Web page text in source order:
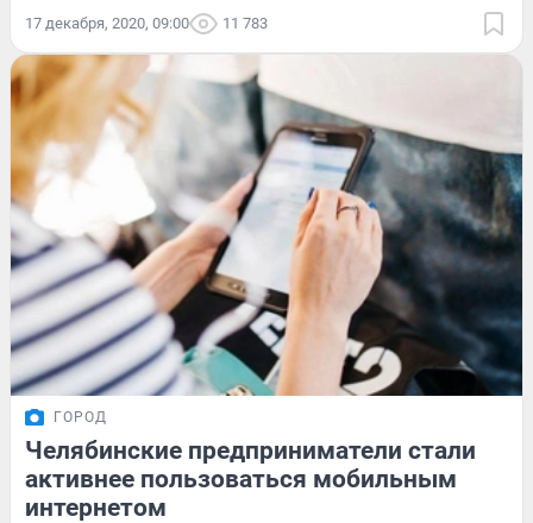
17 декабря, 2020, 09:00 11 783
ГОРОД
Челябинские предприниматели стали
активнее пользоваться мобильным
интернетом